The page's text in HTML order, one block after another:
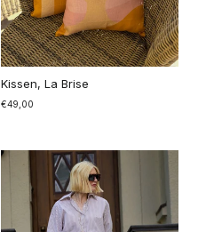
Kissen, La Brise
€49,00